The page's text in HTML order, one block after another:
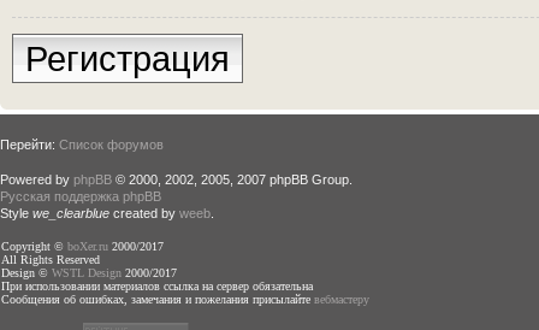
Регистрация
Перейти: Список форумов
Powered by phpBB © 2000, 2002, 2005, 2007 phpBB Group.
Русская поддержка phpBB
Style we_clearblue created by weeb
Copyright © boXer.ru 2000/2017
All Rights Reserved
Design © WSTL Design 2000/2017
При использовании материалов ссылка на сервер обязательна
Сообщения об ошибках, замечания и пожелания присылайте вебмастеру